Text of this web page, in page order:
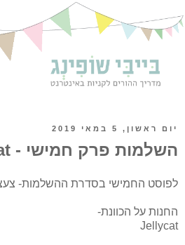
יום ראשון, 5 במאי 2019
השלמות פרק חמישי - Jellycat
לפוסט החמישי בסדרת ההשלמות-
החנות על הכוונת-
Jellycat